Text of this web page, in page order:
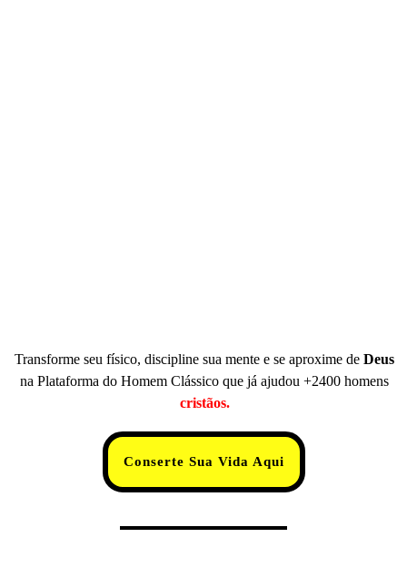
Transforme seu físico, discipline sua mente e se aproxime de Deus
na Plataforma do Homem Clássico que já ajudou +2400 homens
cristãos.
Conserte Sua Vida Aqui